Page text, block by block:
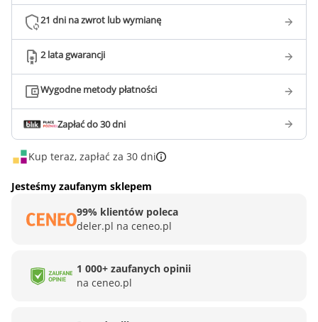
21 dni na zwrot lub wymianę
2 lata gwarancji
Wygodne metody płatności
Zapłać do 30 dni
Kup teraz, zapłać za 30 dni
Jesteśmy zaufanym sklepem
99% klientów poleca
deler.pl na ceneo.pl
1 000+ zaufanych opinii
na ceneo.pl